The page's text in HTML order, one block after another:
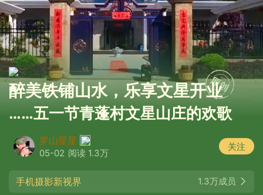
醉美铁铺山水，乐享文星开业
……五一节青蓬村文星山庄的欢歌
罗山星星
05-02 阅读 1.3万
关注
手机摄影新视界 1.3万成员